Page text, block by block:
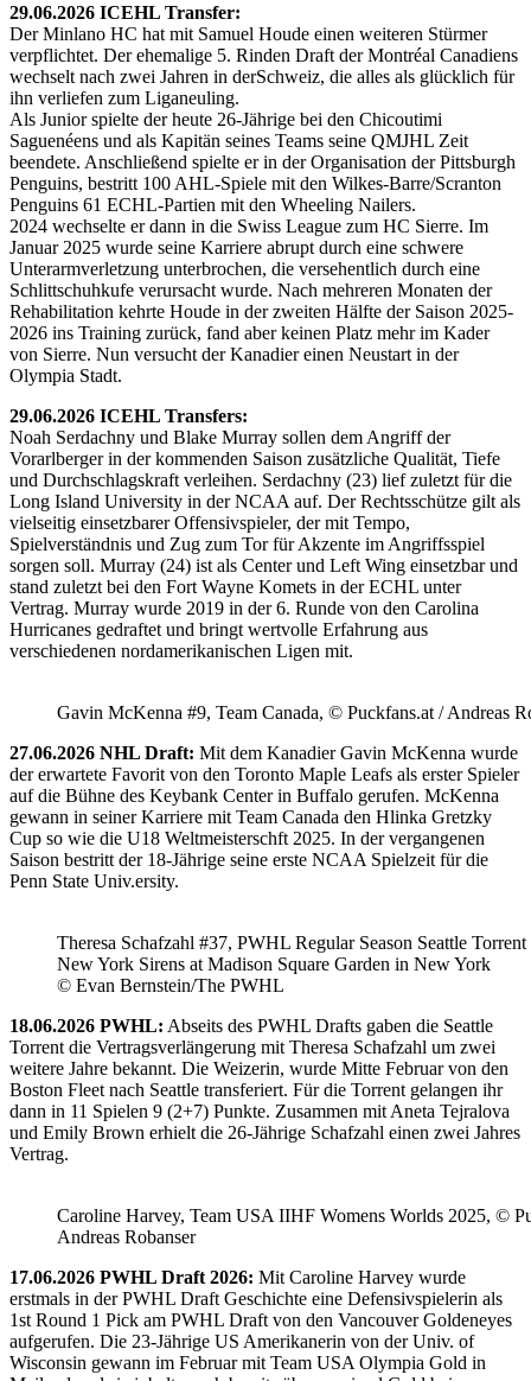
29.06.2026 ICEHL Transfer:
Der Minlano HC hat mit Samuel Houde einen weiteren Stürmer
verpflichtet. Der ehemalige 5. Rinden Draft der Montréal Canadiens
wechselt nach zwei Jahren in derSchweiz, die alles als glücklich für
ihn verliefen zum Liganeuling.
Als Junior spielte der heute 26-Jährige bei den Chicoutimi
Saguenéens und als Kapitän seines Teams seine QMJHL Zeit
beendete. Anschließend spielte er in der Organisation der Pittsburgh
Penguins, bestritt 100 AHL-Spiele mit den Wilkes-Barre/Scranton
Penguins 61 ECHL-Partien mit den Wheeling Nailers.
2024 wechselte er dann in die Swiss League zum HC Sierre. Im
Januar 2025 wurde seine Karriere abrupt durch eine schwere
Unterarmverletzung unterbrochen, die versehentlich durch eine
Schlittschuhkufe verursacht wurde. Nach mehreren Monaten der
Rehabilitation kehrte Houde in der zweiten Hälfte der Saison 2025-
2026 ins Training zurück, fand aber keinen Platz mehr im Kader
von Sierre. Nun versucht der Kanadier einen Neustart in der
Olympia Stadt.
29.06.2026 ICEHL Transfers:
Noah Serdachny und Blake Murray sollen dem Angriff der
Vorarlberger in der kommenden Saison zusätzliche Qualität, Tiefe
und Durchschlagskraft verleihen. Serdachny (23) lief zuletzt für die
Long Island University in der NCAA auf. Der Rechtsschütze gilt als
vielseitig einsetzbarer Offensivspieler, der mit Tempo,
Spielverständnis und Zug zum Tor für Akzente im Angriffsspiel
sorgen soll. Murray (24) ist als Center und Left Wing einsetzbar und
stand zuletzt bei den Fort Wayne Komets in der ECHL unter
Vertrag. Murray wurde 2019 in der 6. Runde von den Carolina
Hurricanes gedraftet und bringt wertvolle Erfahrung aus
verschiedenen nordamerikanischen Ligen mit.
Gavin McKenna #9, Team Canada, © Puckfans.at / Andreas
27.06.2026 NHL Draft: Mit dem Kanadier Gavin McKenna wurde
der erwartete Favorit von den Toronto Maple Leafs als erster Spieler
auf die Bühne des Keybank Center in Buffalo gerufen. McKenna
gewann in seiner Karriere mit Team Canada den Hlinka Gretzky
Cup so wie die U18 Weltmeisterschft 2025. In der vergangenen
Saison bestritt der 18-Jährige seine erste NCAA Spielzeit für die
Penn State Univ.ersity.
Theresa Schafzahl #37, PWHL Regular Season Seattle Torrent
New York Sirens at Madison Square Garden in New York
© Evan Bernstein/The PWHL
18.06.2026 PWHL: Abseits des PWHL Drafts gaben die Seattle
Torrent die Vertragsverlängerung mit Theresa Schafzahl um zwei
weitere Jahre bekannt. Die Weizerin, wurde Mitte Februar von den
Boston Fleet nach Seattle transferiert. Für die Torrent gelangen ihr
dann in 11 Spielen 9 (2+7) Punkte. Zusammen mit Aneta Tejralova
und Emily Brown erhielt die 26-Jährige Schafzahl einen zwei Jahres
Vertrag.
Caroline Harvey, Team USA IIHF Womens Worlds 2025, ©
Andreas Robanser
17.06.2026 PWHL Draft 2026: Mit Caroline Harvey wurde
erstmals in der PWHL Draft Geschichte eine Defensivspielerin als
1st Round 1 Pick am PWHL Draft von den Vancouver Goldeneyes
aufgerufen. Die 23-Jährige US Amerikanerin von der Univ. of
Wisconsin gewann im Februar mit Team USA Olympia Gold in